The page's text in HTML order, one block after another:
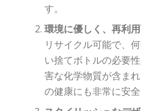
す。
環境に優しく、再利
リサイクル可能で、
い捨てボトルの必要
害な化学物質が含ま
の健康にも非常に安全